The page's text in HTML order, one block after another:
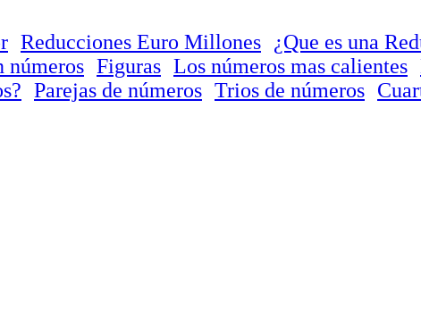
Reducciones Euro Millones ¿Que es una
números Figuras Los números mas calientes
Parejas de números Trios de números